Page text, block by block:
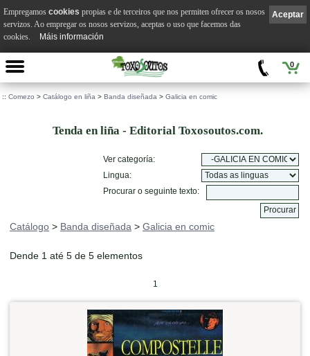
0
:: Comezo > Catálogo en liña > Banda diseñada > Galicia en comic
Tenda en liña - Editorial Toxosoutos.com.
Ver categoría:
Lingua:
Procurar o seguinte texto:
Catálogo > Banda diseñada > Galicia en comic
Dende 1 até 5 de 5 elementos
1
Aceptar
Empregamos cookies propias e de terceiros que nos permiten ofrecer os nosos
servizos. Ao empregar os nosos servizos, aceptas o uso que facemos das
cookies.
Máis información